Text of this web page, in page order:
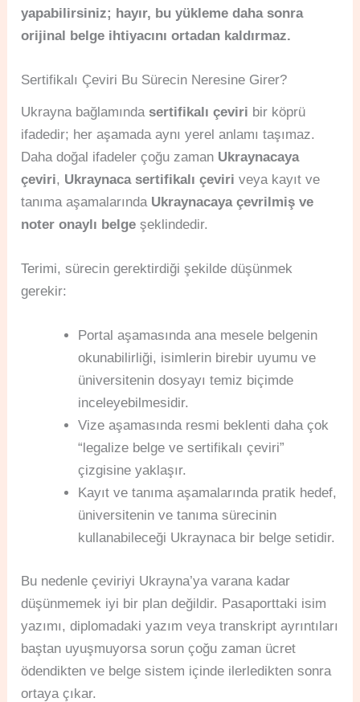
yapabilirsiniz; hayır, bu yükleme daha sonra
orijinal belge ihtiyacını ortadan kaldırmaz.
Sertifikalı Çeviri Bu Sürecin Neresine Girer?
Ukrayna bağlamındasertifikalı çeviri bir köprü
ifadedir; her aşamada aynı yerel anlamı taşımaz.
Daha doğal ifadeler çoğu zaman Ukraynacaya
çeviri, Ukraynaca sertifikalı çeviri veya kayıt ve
tanıma aşamalarında Ukraynacaya çevrilmiş ve
noter onaylı belge şeklindedir.
Terimi, sürecin gerektirdiği şekilde düşünmek
gerekir:
Portal aşamasında ana mesele belgenin
okunabilirliği, isimlerin birebir uyumu ve
üniversitenin dosyayı temiz biçimde
inceleyebilmesidir.
Vize aşamasında resmi beklenti daha çok
“legalize belge ve sertifikalı çeviri”
çizgisine yaklaşır.
Kayıt ve tanıma aşamalarında pratik hedef,
üniversitenin ve tanıma sürecinin
kullanabileceği Ukraynaca bir belge setidir.
Bu nedenle çeviriyi Ukrayna’ya varana kadar
düşünmemek iyi bir plan değildir. Pasaporttaki isim
yazımı, diplomadaki yazım veya transkript ayrıntıları
baştan uyuşmuyorsa sorun çoğu zaman ücret
ödendikten ve belge sistem içinde ilerledikten sonra
ortaya çıkar.